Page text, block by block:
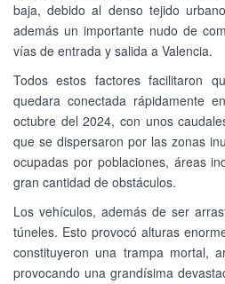
baja, debido al denso tejido
además un importante nudo de
vías de entrada y salida a Valencia.
Todos estos factores facilitaron
quedara conectada rápidamente
octubre del 2024, con unos
que se dispersaron por las zonas
ocupadas por poblaciones, áreas
gran cantidad de obstáculos.
Los vehículos, además de ser
túneles. Esto provocó alturas
constituyeron una trampa mortal,
provocando una grandísima